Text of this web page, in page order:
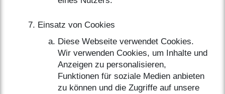
Einsatz von Cookies
Diese Webseite verwendet Cookies.
Wir verwenden Cookies, um Inhalte und
Anzeigen zu personalisieren,
Funktionen für soziale Medien anbieten
zu können und die Zugriffe auf unsere